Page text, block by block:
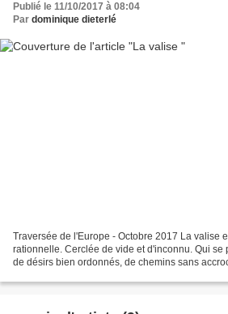
Publié le 11/10/2017 à 08:04
Par dominique dieterlé
Traversée de l'Europe - Octobre 2017 La valise
rationnelle. Cerclée de vide et d'inconnu. Qui se
de désirs bien ordonnés, de chemins sans